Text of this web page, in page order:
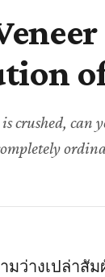
crushed, can
ว่างเปล่าสัม